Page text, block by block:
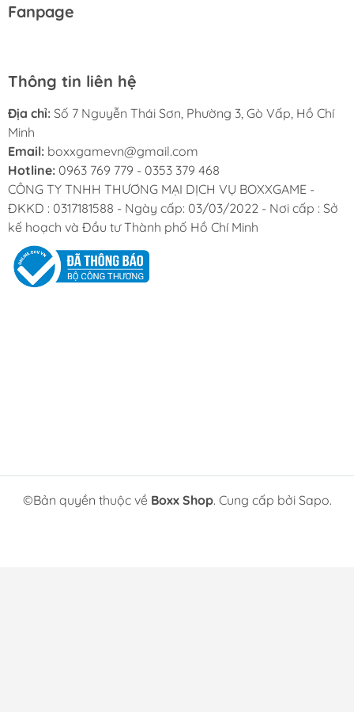
Fanpage
Thông tin liên hệ
Địa chỉ: Số 7 Nguyễn Thái Sơn, Phường 3, Gò Vấp, Hồ Chí
Minh
Email: boxxgamevn@gmail.com
Hotline: 0963 769 779 - 0353 379 468
CÔNG TY TNHH THƯƠNG MẠI DỊCH VỤ BOXXGAME -
ĐKKD : 0317181588 - Ngày cấp: 03/03/2022 - Nơi cấp : Sở
kế hoạch và Đầu tư Thành phố Hồ Chí Minh
©Bản quyền thuộc về Boxx Shop. Cung cấp bởi Sapo.